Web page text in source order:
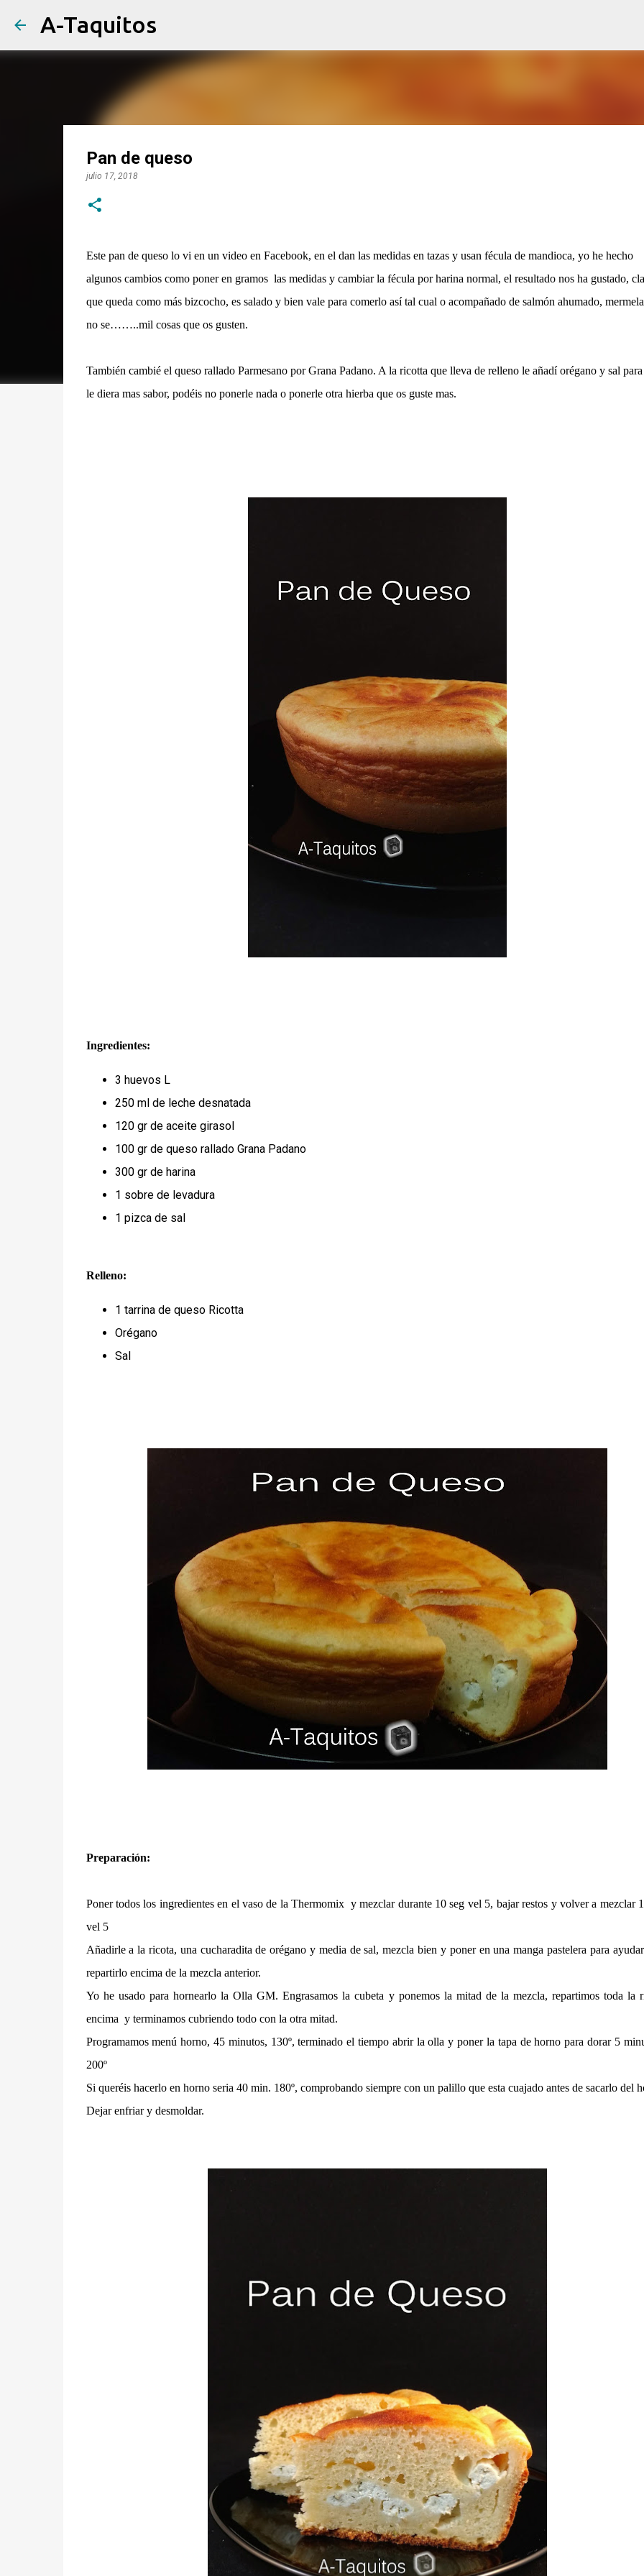
A-Taquitos
Pan de queso
julio 17, 2018
Este pan de queso lo vi en un video en Facebook, en el dan las medidas en tazas y usan fécula de mandioca, yo he hecho
algunos cambios como poner en gramos las medidas y cambiar la fécula por harina normal, el resultado nos ha gustado,
que queda como más bizcocho, es salado y bien vale para comerlo así tal cual o acompañado de salmón ahumado,
no se……..mil cosas que os gusten.
También cambié el queso rallado Parmesano por Grana Padano. A la ricotta que lleva de relleno le añadí orégano y sal
le diera mas sabor, podéis no ponerle nada o ponerle otra hierba que os guste mas.
Ingredientes:
3 huevos L
250 ml de leche desnatada
120 gr de aceite girasol
100 gr de queso rallado Grana Padano
300 gr de harina
1 sobre de levadura
1 pizca de sal
Relleno:
1 tarrina de queso Ricotta
Orégano
Sal
Preparación:
Poner todos los ingredientes en el vaso de la Thermomix y mezclar durante 10 seg vel 5, bajar restos y volver a mezclar
vel 5
Añadirle a la ricota, una cucharadita de orégano y media de sal, mezcla bien y poner en una manga pastelera para
repartirlo encima de la mezcla anterior.
Yo he usado para hornearlo la Olla GM. Engrasamos la cubeta y ponemos la mitad de la mezcla, repartimos toda la
encima y terminamos cubriendo todo con la otra mitad.
Programamos menú horno, 45 minutos, 130º, terminado el tiempo abrir la olla y poner la tapa de horno para dorar 5
200º
Si queréis hacerlo en horno seria 40 min. 180º, comprobando siempre con un palillo que esta cuajado antes de sacarlo del
Dejar enfriar y desmoldar.